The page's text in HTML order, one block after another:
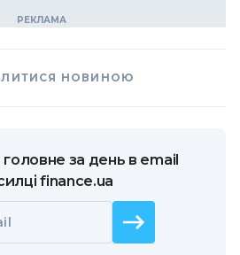
НОВИНОЮ
за день в email
finance.ua